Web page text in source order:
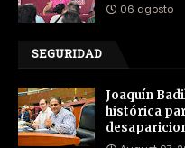
06 agosto
SEGURIDAD
Joaquín
histórica